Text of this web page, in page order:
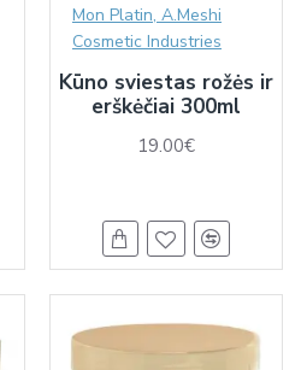
Mon Platin, A.Meshi
Cosmetic Industries
Kūno sviestas rožės ir
erškėčiai 300ml
19.00€